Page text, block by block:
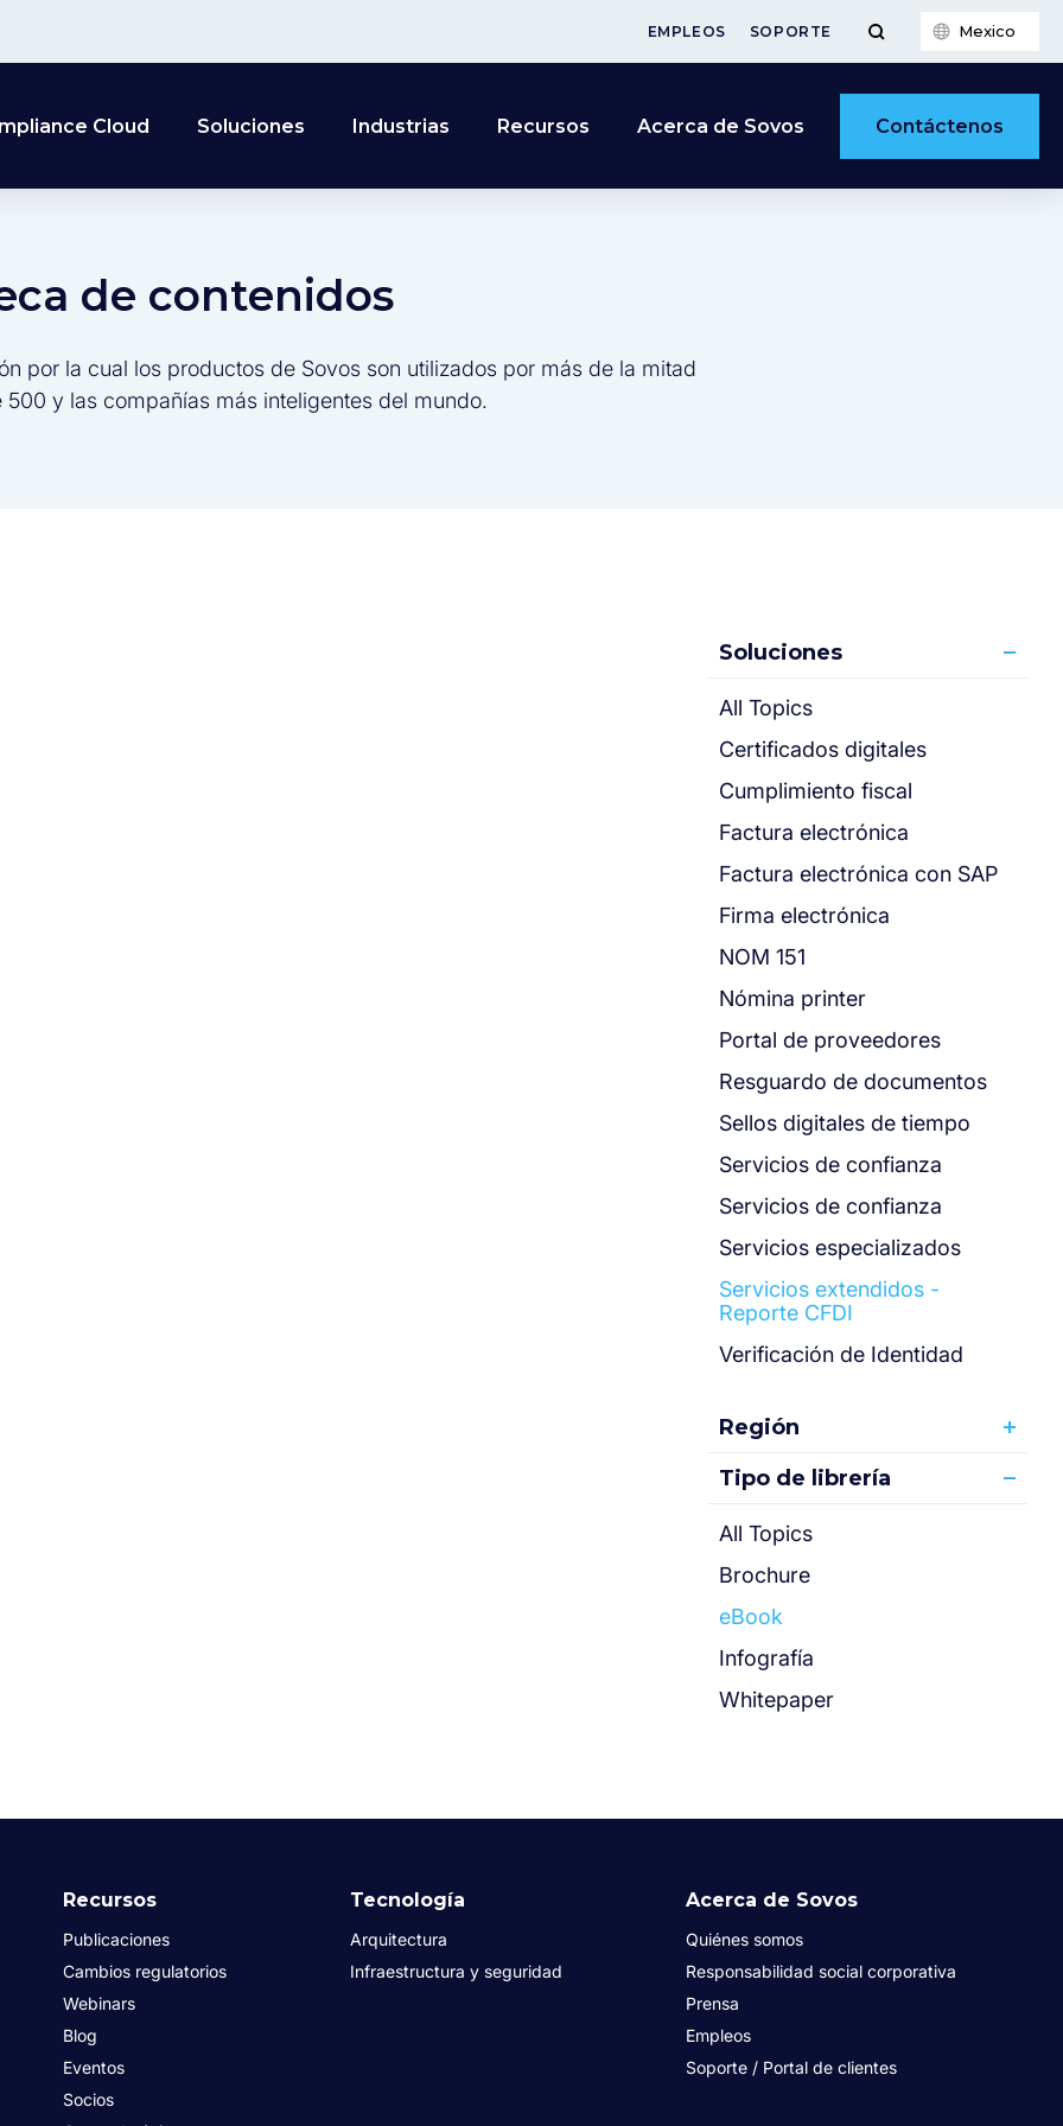
EMPLEOS SOPORTE Mexico
Cloud Soluciones Industrias Recursos Acerca de Sovos Contáctenos
de contenidos
por la cual los productos de Sovos son utilizados por más de la mitad
500 y las compañías más inteligentes del mundo.
Soluciones
All Topics
Certificados digitales
Cumplimiento fiscal
Factura electrónica
Factura electrónica con SAP
Firma electrónica
NOM 151
Nómina printer
Portal de proveedores
Resguardo de documentos
Sellos digitales de tiempo
Servicios de confianza
Servicios de confianza
Servicios especializados
Servicios extendidos -
Reporte CFDI
Verificación de Identidad
Región
Tipo de librería
All Topics
Brochure
eBook
Infografía
Whitepaper
Recursos
Publicaciones
Cambios regulatorios
Webinars
Blog
Eventos
Socios
Tecnología
Arquitectura
Infraestructura y seguridad
Acerca de Sovos
Quiénes somos
Responsabilidad social corporativa
Prensa
Empleos
Soporte / Portal de clientes